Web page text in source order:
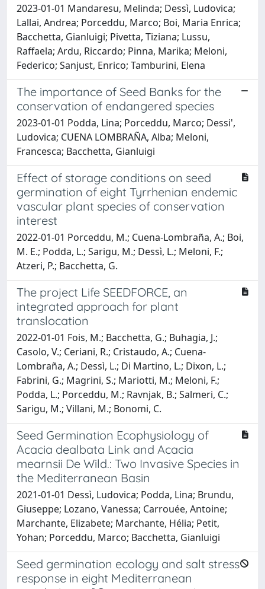
2023-01-01 Mandaresu, Melinda; Dessì, Ludovica;
Lallai, Andrea; Porceddu, Marco; Boi, Maria Enrica;
Bacchetta, Gianluigi; Pivetta, Tiziana; Lussu,
Raffaela; Ardu, Riccardo; Pinna, Marika; Meloni,
Federico; Sanjust, Enrico; Tamburini, Elena
The importance of Seed Banks for the
conservation of endangered species
2023-01-01 Podda, Lina; Porceddu, Marco; Dessi',
Ludovica; CUENA LOMBRAÑA, Alba; Meloni,
Francesca; Bacchetta, Gianluigi
Effect of storage conditions on seed
germination of eight Tyrrhenian endemic
vascular plant species of conservation
interest
2022-01-01 Porceddu, M.; Cuena-Lombraña, A.; Boi,
M. E.; Podda, L.; Sarigu, M.; Dessì, L.; Meloni, F.;
Atzeri, P.; Bacchetta, G.
The project Life SEEDFORCE, an
integrated approach for plant
translocation
2022-01-01 Fois, M.; Bacchetta, G.; Buhagia, J.;
Casolo, V.; Ceriani, R.; Cristaudo, A.; Cuena-
Lombraña, A.; Dessì, L.; Di Martino, L.; Dixon, L.;
Fabrini, G.; Magrini, S.; Mariotti, M.; Meloni, F.;
Podda, L.; Porceddu, M.; Ravnjak, B.; Salmeri, C.;
Sarigu, M.; Villani, M.; Bonomi, C.
Seed Germination Ecophysiology of
Acacia dealbata Link and Acacia
mearnsii De Wild.: Two Invasive Species in
the Mediterranean Basin
2021-01-01 Dessì, Ludovica; Podda, Lina; Brundu,
Giuseppe; Lozano, Vanessa; Carrouée, Antoine;
Marchante, Elizabete; Marchante, Hélia; Petit,
Yohan; Porceddu, Marco; Bacchetta, Gianluigi
Seed germination ecology and salt stress
response in eight Mediterranean